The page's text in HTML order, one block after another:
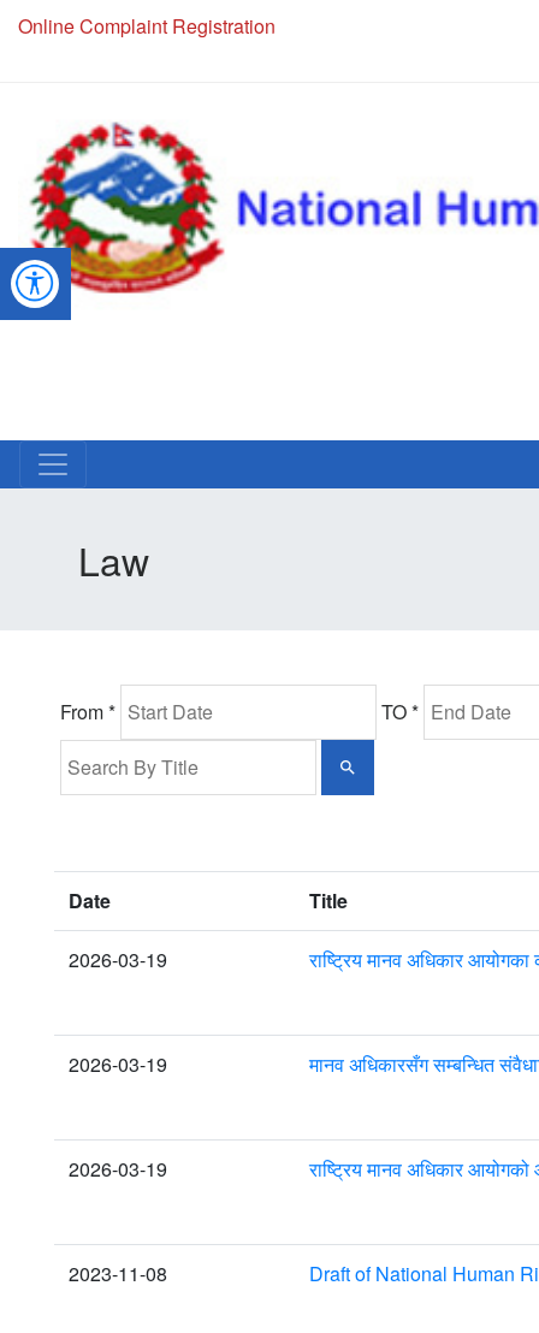
Online Complaint Registration
Law
From * TO *
Date Title
2026-03-19 राष्ट्रिय मानव अधिकार
2026-03-19 मानव अधिकारसँग सम्बन्धित
2026-03-19 राष्ट्रिय मानव अधिकार
2023-11-08 Draft of National Human